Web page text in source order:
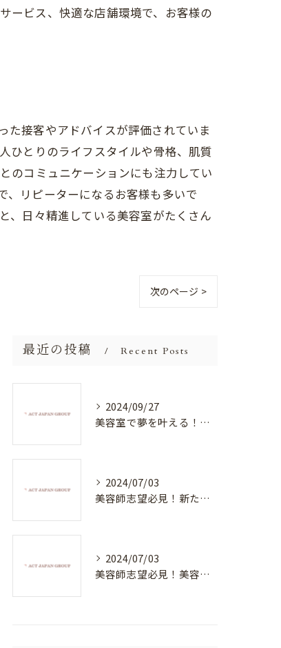
ービス、快適な店舗環境で、お客様の
た接客やアドバイスが評価されていま
ひとりのライフスタイルや骨格、肌質
のコミュニケーションにも注力してい
、リピーターになるお客様も多いで
、日々精進している美容室がたくさん
次のページ >
最近の投稿 Recent Posts
2024/09/27
美容室で夢を叶える！自分を磨く新たなチャンス
2024/07/03
美容師志望必見！新たな価値を創造する美容室でハイレベルな技術を学べる環境
2024/07/03
美容師志望必見！美容室NEWSTANDARDで最高のスキルアップを目指そう！